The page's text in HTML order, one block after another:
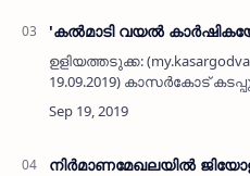
'കല്‍മാടി വയല്‍
ഉളിയത്തടുക്ക:
19.09.2019) കാസര്‍കോട്
വഴി ഒഴുകുന്ന കല്‍മാടി തോട്
കല്‍മാടി വയല്‍
നിര്‍മാണമേഖലയില്‍